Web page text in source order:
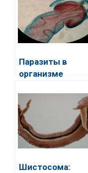
Паразиты в
организме
Шистосома: